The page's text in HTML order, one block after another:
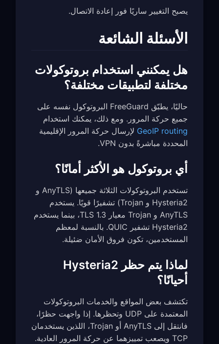
يصبح التغيير ساريًا فور إعادة الاتصال.
الأسئلة الشائعة
هل يمكنني استخدام بروتوكولات
مختلفة لتطبيقات مختلفة؟
حاليًا، يطبّق FreeGuard البروتوكول نفسه على
جميع حركة المرور. ومع ذلك، يمكنك استخدام
GeoIP routing لإرسال حركة المرور الإقليمية
المحددة مباشرةً بدون VPN.
أي بروتوكول هو الأكثر أمانًا؟
تستخدم البروتوكولات الثلاثة جميعها (AnyTLS و
Hysteria2 و Trojan) تشفيرًا قويًا. يستخدم
AnyTLS و Trojan معيار TLS 1.3، بينما يستخدم
Hysteria2 تشفير QUIC. بالنسبة لمعظم
المستخدمين، تكون فروق الأمان ضئيلة.
لماذا يتم حظر Hysteria2
أحيانًا؟
تكتشف بعض المواقع والخدمات البروتوكولات
المعتمدة على UDP وتحظرها. إذا واجهت حظرًا،
فانتقل إلى AnyTLS أو Trojan، اللذين يستخدمان
TCP ويصعب تمييزهما عن حركة المرور العادية.